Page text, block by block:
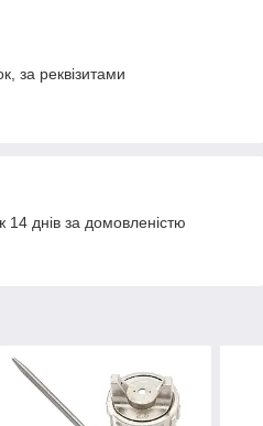
за реквізитами
днів за домовленістю